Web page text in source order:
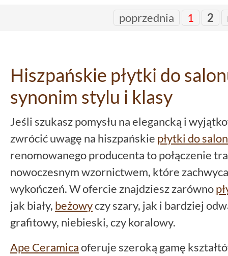
poprzednia 1 2
Hiszpańskie płytki do
synonim stylu i klasy
Jeśli szukasz pomysłu na elegancką i
zwrócić uwagę na hiszpańskie płytki do
renomowanego producenta to połączenie
nowoczesnym wzornictwem, które
wykończeń. W ofercie znajdziesz zarówno
jak biały, beżowyczy szary, jak i bardziej
grafitowy, niebieski, czy koralowy.
Ape Ceramicaoferuje szeroką gamę